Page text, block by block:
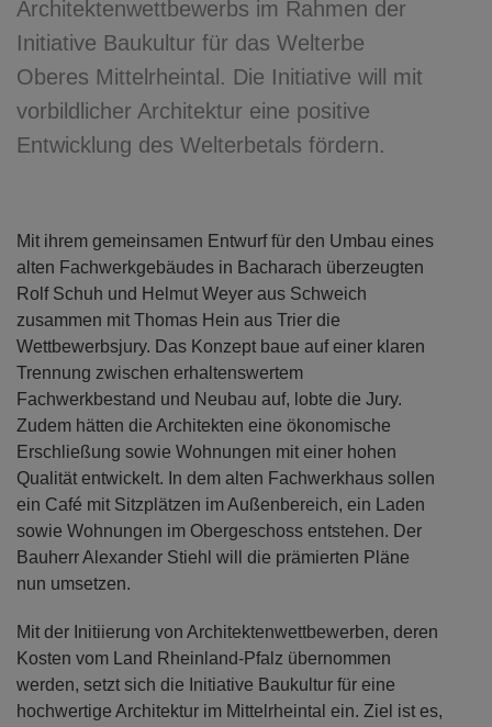
Architektenwettbewerbs im Rahmen der
Initiative Baukultur für das Welterbe
Oberes Mittelrheintal. Die Initiative will mit
vorbildlicher Architektur eine positive
Entwicklung des Welterbetals fördern.
Mit ihrem gemeinsamen Entwurf für den Umbau eines
alten Fachwerkgebäudes in Bacharach überzeugten
Rolf Schuh und Helmut Weyer aus Schweich
zusammen mit Thomas Hein aus Trier die
Wettbewerbsjury. Das Konzept baue auf einer klaren
Trennung zwischen erhaltenswertem
Fachwerkbestand und Neubau auf, lobte die Jury.
Zudem hätten die Architekten eine ökonomische
Erschließung sowie Wohnungen mit einer hohen
Qualität entwickelt. In dem alten Fachwerkhaus sollen
ein Café mit Sitzplätzen im Außenbereich, ein Laden
sowie Wohnungen im Obergeschoss entstehen. Der
Bauherr Alexander Stiehl will die prämierten Pläne
nun umsetzen.
Mit der Initiierung von Architektenwettbewerben, deren
Kosten vom Land Rheinland-Pfalz übernommen
werden, setzt sich die Initiative Baukultur für eine
hochwertige Architektur im Mittelrheintal ein. Ziel ist es,